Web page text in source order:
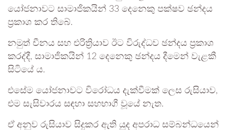
යෝජනාවට සාමාජිකයින් 33 දෙනෙකු පක්ෂව ඡන්දය
ප්‍රකාශ කර තිබේ.
නමුත් චීනය සහ එරිත්‍රියාව ඊට විරුද්ධව ඡන්දය ප්‍රකාශ
කරද්දී, සාමාජිකයින් 12 දෙනෙකු ඡන්දය දීමෙන් වැළකී
සිටියේ ය.
එසේම යෝජනාවට විරෝධය දැක්වීමක් ලෙස රුසියාව,
එම සැසිවාරය සඳහා සහභාගී වූයේ නැත.
ඒ අනුව රුසියාව සිදුකර ඇති යුද අපරාධ සම්බන්ධයෙන්